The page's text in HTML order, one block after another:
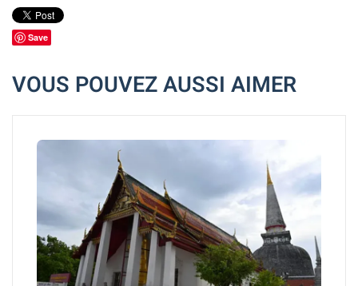
Save
VOUS POUVEZ AUSSI AIMER